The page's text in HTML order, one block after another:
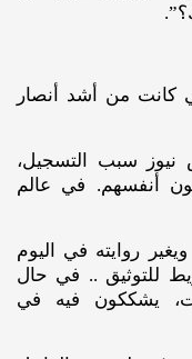
(44 عاما) التي كانت من أشد أنصار
سبب التسجيل،
أنفسهم. في عالم
روايته في اليوم
للتوثيق .. في حال
يشككون فيه في